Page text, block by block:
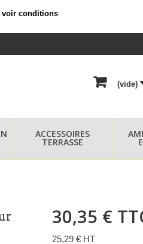
voir conditions
(vide)
ACCESSOIRES
TERRASSE
30,35 €
25,29 € HT